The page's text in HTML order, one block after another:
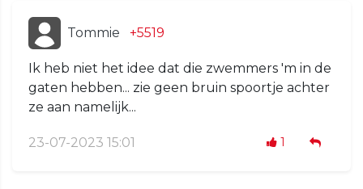
Tommie +5519
Ik heb niet het idee dat die zwemmers 'm in de
gaten hebben... zie geen bruin spoortje achter
ze aan namelijk...
23-07-2023 15:01 1